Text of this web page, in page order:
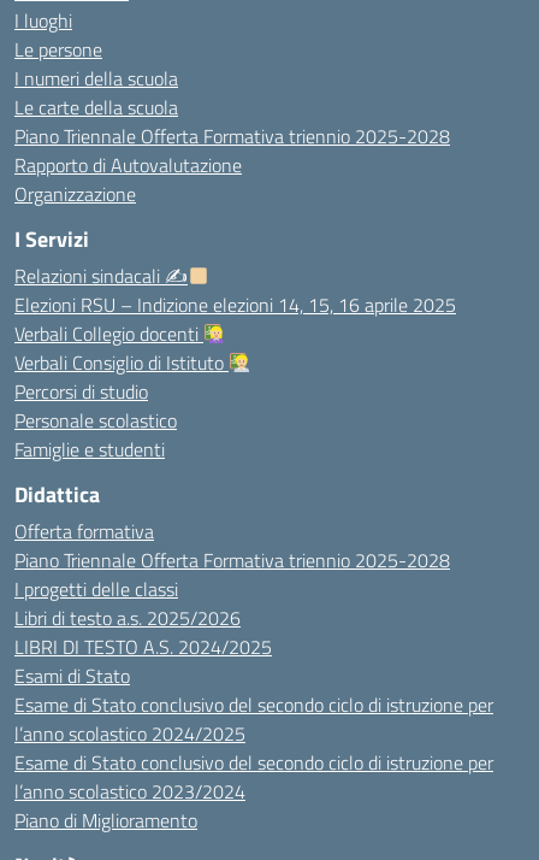
I luoghi
Le persone
I numeri della scuola
Le carte della scuola
Piano Triennale Offerta Formativa triennio 2025-2028
Rapporto di Autovalutazione
Organizzazione
I Servizi
Relazioni sindacali ✍
Elezioni RSU – Indizione elezioni 14, 15, 16 aprile 2025
Verbali Collegio docenti
Verbali Consiglio di Istituto
Percorsi di studio
Personale scolastico
Famiglie e studenti
Didattica
Offerta formativa
Piano Triennale Offerta Formativa triennio 2025-2028
I progetti delle classi
Libri di testo a.s. 2025/2026
LIBRI DI TESTO A.S. 2024/2025
Esami di Stato
Esame di Stato conclusivo del secondo ciclo di istruzione per
l’anno scolastico 2024/2025
Esame di Stato conclusivo del secondo ciclo di istruzione per
l’anno scolastico 2023/2024
Piano di Miglioramento